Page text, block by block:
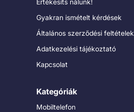
Értékesíts nálunk!
Gyakran ismételt kérdések
Általános szerződési feltételek
Adatkezelési tájékoztató
Kapcsolat
Kategóriák
Mobiltelefon